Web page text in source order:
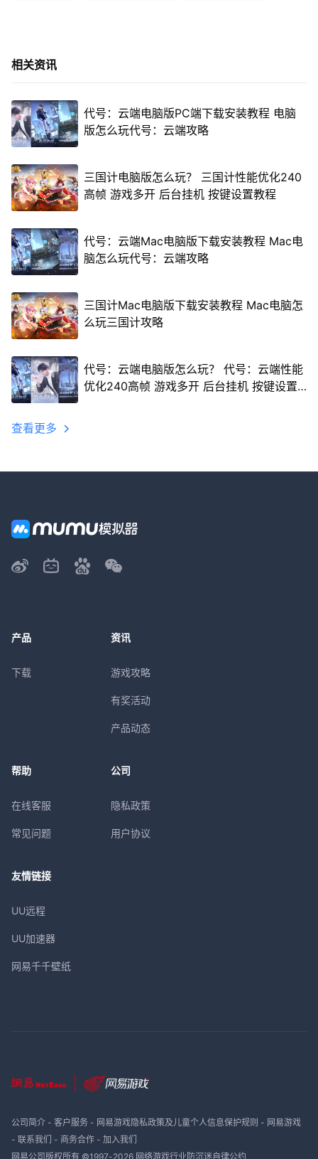
相关资讯
代号：云端电脑版PC端下载安装教程 电脑
版怎么玩代号：云端攻略
三国计电脑版怎么玩？ 三国计性能优化240
高帧 游戏多开 后台挂机 按键设置教程
代号：云端Mac电脑版下载安装教程 Mac电
脑怎么玩代号：云端攻略
三国计Mac电脑版下载安装教程 Mac电脑怎
么玩三国计攻略
代号：云端电脑版怎么玩？ 代号：云端性能
优化240高帧 游戏多开 后台挂机 按键设置
查看更多
产品
下载
资讯
游戏攻略
有奖活动
产品动态
帮助
在线客服
常见问题
公司
隐私政策
用户协议
友情链接
UU远程
UU加速器
网易千千壁纸
公司简介- 客户服务- 网易游戏隐私政策及儿童个人信息保护规则 - 网易游戏
- 联系我们 - 商务合作- 加入我们
网易公司版权所有 ©1997-2026 网络游戏行业防沉迷自律公约